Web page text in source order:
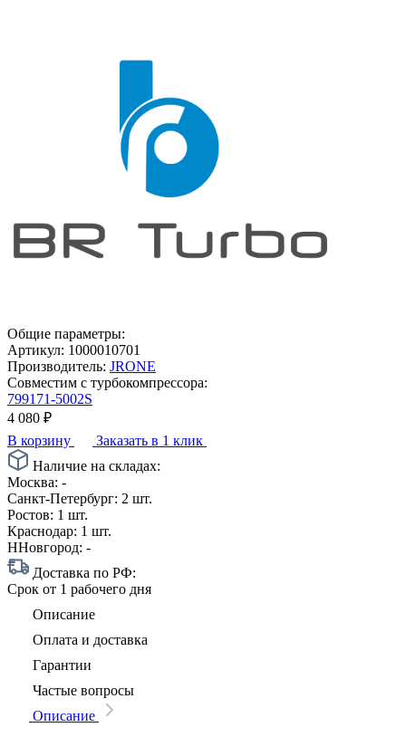
Общие параметры:
Артикул: 1000010701
Производитель: JRONE
Совместим с турбокомпрессора:
799171-5002S
4 080 ₽
В корзину
Заказать в 1 клик
Наличие на складах:
Москва: -
Санкт-Петербург: 2 шт.
Ростов: 1 шт.
Краснодар: 1 шт.
ННовгород: -
Доставка по РФ:
Срок от 1 рабочего дня
Описание
Оплата и доставка
Гарантии
Частые вопросы
Описание